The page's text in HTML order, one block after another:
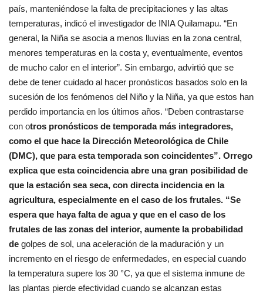
país, manteniéndose la falta de precipitaciones y las altas
temperaturas, indicó el investigador de INIA Quilamapu. “En
general, la Niña se asocia a menos lluvias en la zona central,
menores temperaturas en la costa y, eventualmente, eventos
de mucho calor en el interior”. Sin embargo, advirtió que se
debe de tener cuidado al hacer pronósticos basados solo en la
sucesión de los fenómenos del Niño y la Niña, ya que estos han
perdido importancia en los últimos años. “Deben contrastarse
con otros pronósticos de temporada más integradores,
como el que hace la Dirección Meteorológica de Chile
(DMC), que para esta temporada son coincidentes”. Orrego
explica que esta coincidencia abre una gran posibilidad de
que la estación sea seca, con directa incidencia en la
agricultura, especialmente en el caso de los frutales. “Se
espera que haya falta de agua y que en el caso de los
frutales de las zonas del interior, aumente la probabilidad
de golpes de sol, una aceleración de la maduración y un
incremento en el riesgo de enfermedades, en especial cuando
la temperatura supere los 30 °C, ya que el sistema inmune de
las plantas pierde efectividad cuando se alcanzan estas